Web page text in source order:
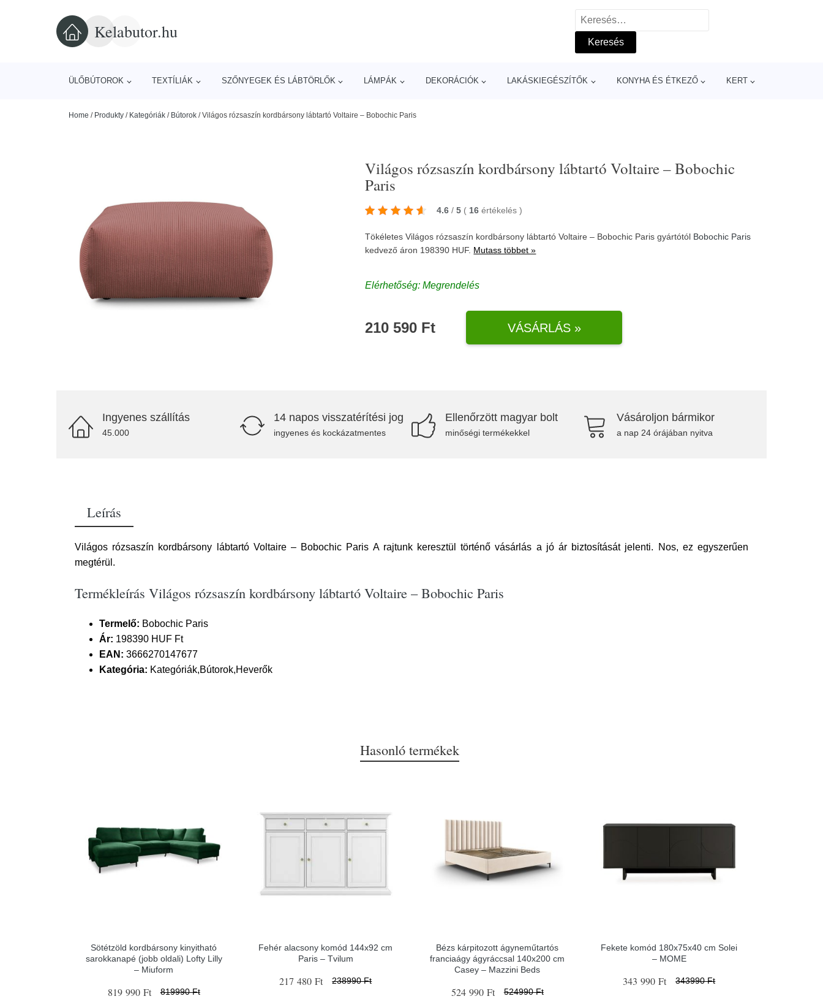
Kelabutor.hu
Keresés:
ÜLŐBÚTOROK TEXTÍLIÁK SZŐNYEGEK ÉS LÁBTÖRLŐK LÁMPÁK DEKORÁCIÓK LAKÁSKIEGÉSZÍTŐK KONYHA ÉS ÉTKEZŐ KERT
Home / Produkty / Kategóriák / Bútorok /Világos rózsaszín kordbársony lábtartó Voltaire – Bobochic Paris
Világos rózsaszín kordbársony lábtartó Voltaire – Bobochic
Paris
4.6 / 5 ( 16 értékelés)
Tökéletes Világos rózsaszín kordbársony lábtartó Voltaire – Bobochic Paris gyártótól Bobochic Paris
kedvező áron 198390 HUF. Mutass többet »
Elérhetőség: Megrendelés
210 590 Ft VÁSÁRLÁS »
Ingyenes szállítás
45.000
14 napos visszatérítési jog
ingyenes és kockázatmentes
Ellenőrzött magyar bolt
minőségi termékekkel
Vásároljon bármikor
a nap 24 órájában nyitva
Leírás
Világos rózsaszín kordbársony lábtartó Voltaire – Bobochic Paris A rajtunk keresztül történő vásárlás a jó ár biztosítását jelenti. Nos, ez egyszerűen
megtérül.
Termékleírás Világos rózsaszín kordbársony lábtartó Voltaire – Bobochic Paris
Termelő: Bobochic Paris
Ár: 198390 HUF Ft
EAN: 3666270147677
Kategória: Kategóriák,Bútorok,Heverők
Hasonló termékek
Sötétzöld kordbársony kinyitható
sarokkanapé (jobb oldali) Lofty Lilly
– Miuform
819 990 Ft 819990 Ft
Fehér alacsony komód 144x92 cm
Paris – Tvilum
217 480 Ft 238990 Ft
Bézs kárpitozott ágyneműtartós
franciaágy ágyráccsal 140x200 cm
Casey – Mazzini Beds
524 990 Ft 524990 Ft
Fekete komód 180x75x40 cm Solei
– MOME
343 990 Ft 343990 Ft